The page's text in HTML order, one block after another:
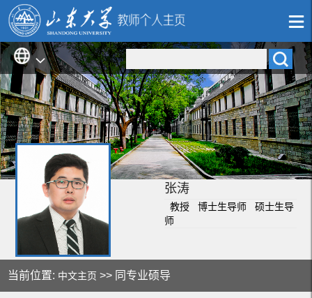
张涛
教授 博士生导师 硕士生导
师
当前位置: 中文主页 >> 同专业硕导